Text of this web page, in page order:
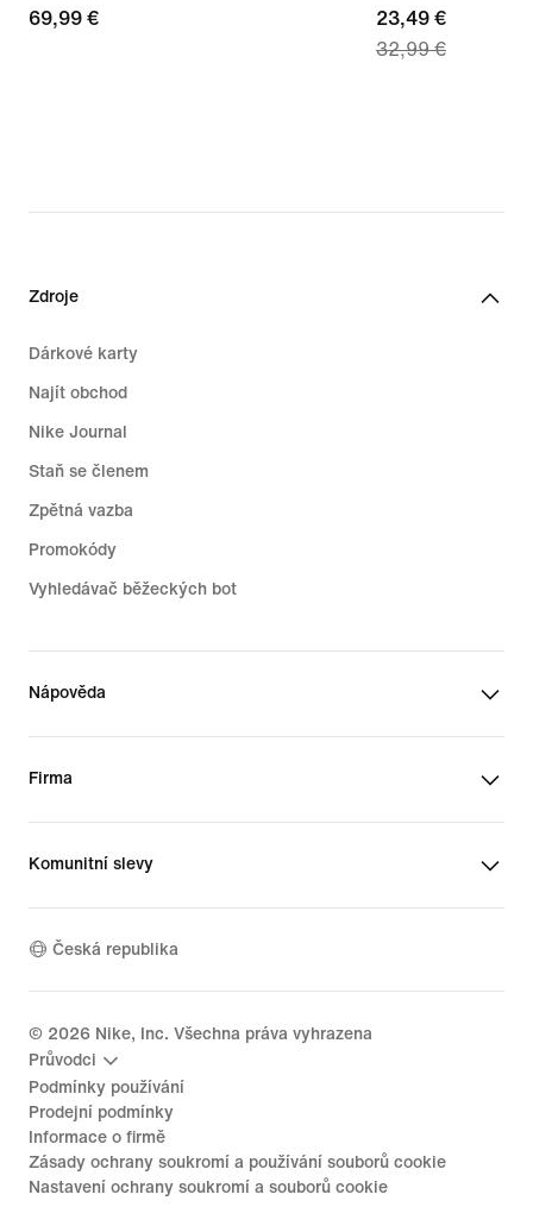
69,99 €
69,99 €
current
price
23,49 €
32,99 €
Zdroje
Dárkové karty
Najít obchod
Nike Journal
Staň se členem
Zpětná vazba
Promokódy
Vyhledávač běžeckých bot
Nápověda
Firma
Komunitní slevy
Česká republika
© 2026 Nike, Inc. Všechna práva vyhrazena
Průvodci
Podmínky používání
Prodejní podmínky
Informace o firmě
Zásady ochrany soukromí a používání souborů cookie
Nastavení ochrany soukromí a souborů cookie